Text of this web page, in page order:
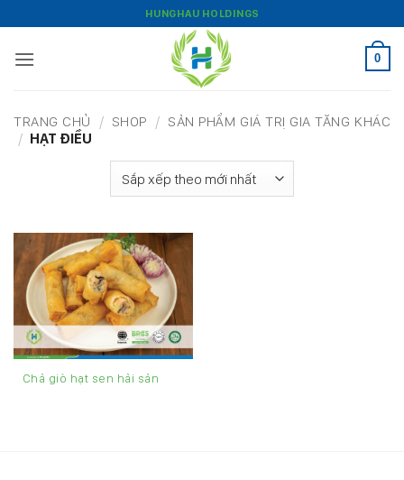
qua
nội
HUNGHAU HOLDINGS
0
TRANG CHỦ / SHOP / SẢN PHẨM GIÁ TRỊ GIA TĂNG KHÁC
/ HẠT ĐIỀU
Chả giò hạt sen hải sản